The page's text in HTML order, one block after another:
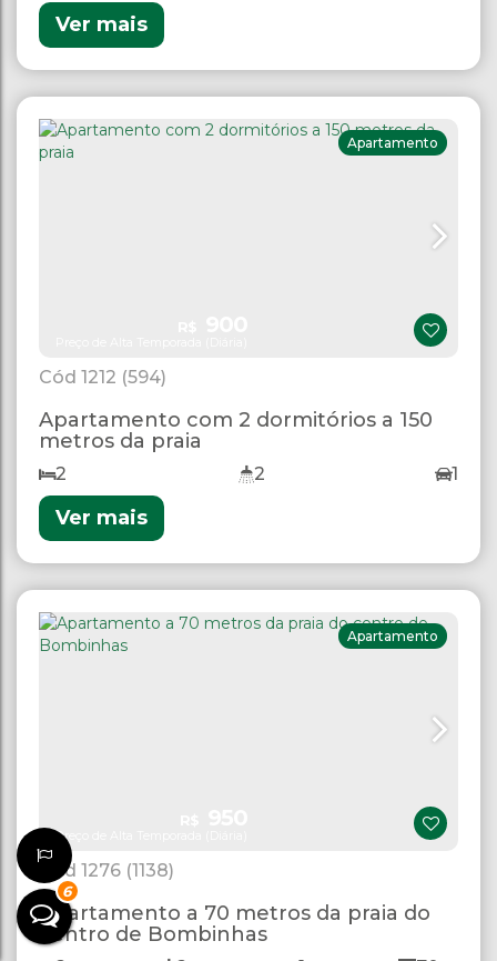
6
Ver mais
1212 (594)
Apartamento
Apartamento com 2 dormitórios a 150
metros da praia
2 2 1
Ver mais
1276 (1138)
Apartamento
Preço de Alta Temporada (Diária)
Apartamento a 70 metros da praia do
centro de Bombinhas